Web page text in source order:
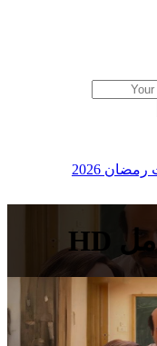
2026